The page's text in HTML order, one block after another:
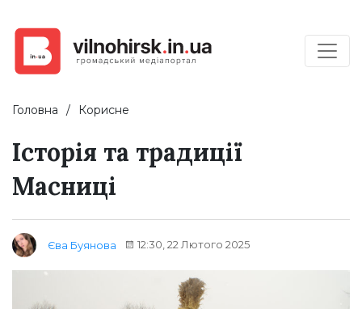
Головна Корисне
Історія та традиції
Масниці
Єва Буянова 12:30, 22 Лютого 2025